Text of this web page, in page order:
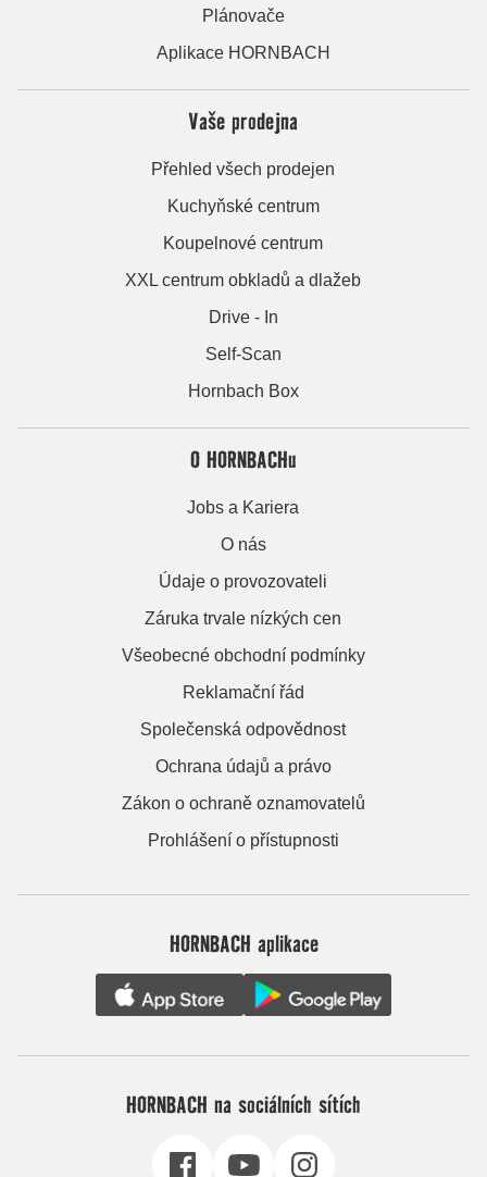
Plánovače
Aplikace HORNBACH
Vaše prodejna
Přehled všech prodejen
Kuchyňské centrum
Koupelnové centrum
XXL centrum obkladů a dlažeb
Drive - In
Self-Scan
Hornbach Box
O HORNBACHu
Jobs a Kariera
O nás
Údaje o provozovateli
Záruka trvale nízkých cen
Všeobecné obchodní podmínky
Reklamační řád
Společenská odpovědnost
Ochrana údajů a právo
Zákon o ochraně oznamovatelů
Prohlášení o přístupnosti
HORNBACH aplikace
HORNBACH na sociálních sítích